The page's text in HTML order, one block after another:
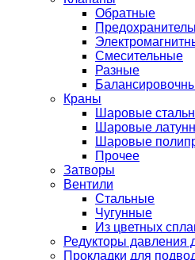
Обратные
Смесительные
Разные
Краны
Шаровые
Шаровые
Шаровые
Прочее
Затворы
Вентили
Стальные
Чугунные
Из цветных
Редукторы давления
Прокладки для